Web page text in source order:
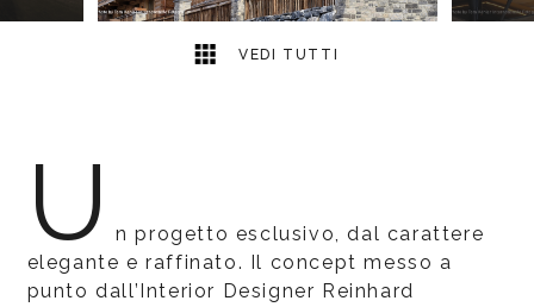
VEDI TUTTI
U
n progetto esclusivo, dal carattere
elegante e raffinato. Il concept messo a
punto dall’Interior Designer Reinhard